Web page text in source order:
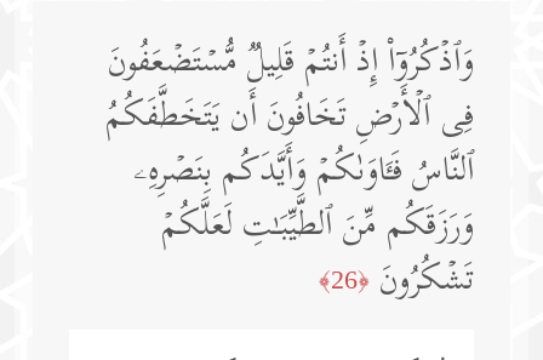
وَٱذۡكُرُوۤا۟ إِذۡ أَنتُمۡ قَلِیلࣱ مُّسۡتَضۡعَفُونَ
فِی ٱلۡأَرۡضِ تَخَافُونَ أَن یَتَخَطَّفَكُمُ
ٱلنَّاسُ فَـَٔاوَىٰكُمۡ وَأَیَّدَكُم بِنَصۡرِهِۦ
وَرَزَقَكُم مِّنَ ٱلطَّیِّبَـٰتِ لَعَلَّكُمۡ
تَشۡكُرُونَ ﴿26﴾